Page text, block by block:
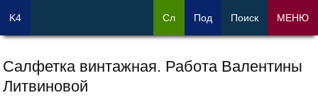
Салфетка винтажная. Работа Валентины
Литвиновой
K4 Сл Под Поиск МЕНЮ